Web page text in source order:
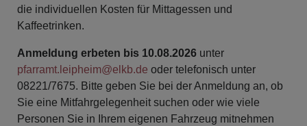
die individuellen Kosten für Mittagessen und
Kaffeetrinken.
Anmeldung erbeten bis 10.08.2026 unter
pfarramt.leipheim@elkb.de oder telefonisch unter
08221/7675. Bitte geben Sie bei der Anmeldung an, ob
Sie eine Mitfahrgelegenheit suchen oder wie viele
Personen Sie in Ihrem eigenen Fahrzeug mitnehmen